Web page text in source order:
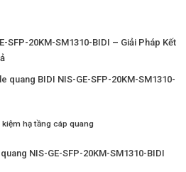
SFP-20KM-SM1310-BIDI – Giải Pháp Kết
quang BIDI NIS-GE-SFP-20KM-SM1310-
hạ tầng cáp quang
NIS-GE-SFP-20KM-SM1310-BIDI